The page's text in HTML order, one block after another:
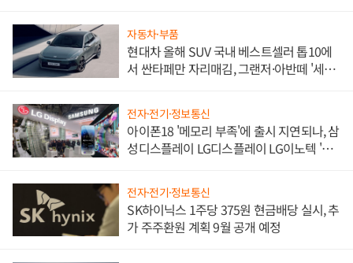
자동차·부품
현대차 올해 SUV 국내 베스트셀러 톱10에
서 싼타페만 자리매김, 그랜저·아반떼 '세단
전자·전기·정보통신
아이폰18 '메모리 부족'에 출시 지연되나, 삼
성디스플레이 LG디스플레이 LG이노텍 '탈
전자·전기·정보통신
SK하이닉스 1주당 375원 현금배당 실시, 추
가 주주환원 계획 9월 공개 예정